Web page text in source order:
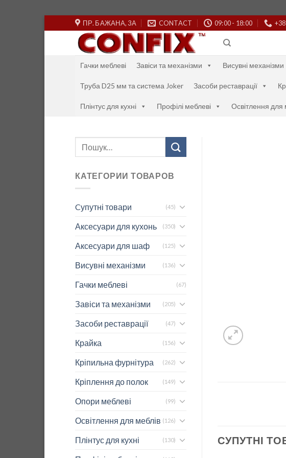
to
ПР. БАЖАНА, 3А CONTACT 09:00 - 18:00
Гачки меблеві Завіси та механізми Висувні механізми
Труба D25 мм та система Joker Засоби реставрації
Плінтус для кухні Профілі меблеві Освітлення для
Шукати:
КАТЕГОРИИ ТОВАРОВ
Cупутні товари (45)
Аксесуари для кухонь (350)
Аксесуари для шаф (125)
Висувні механізми (136)
Гачки меблеві (67)
Завіси та механізми (205)
Засоби реставрації (47)
Крайка (156)
Кріпильна фурнітура (262)
Кріплення до полок (149)
Опори меблеві (99)
Освітлення для меблів (126)
Плінтус для кухні (130) СУПУТНІ